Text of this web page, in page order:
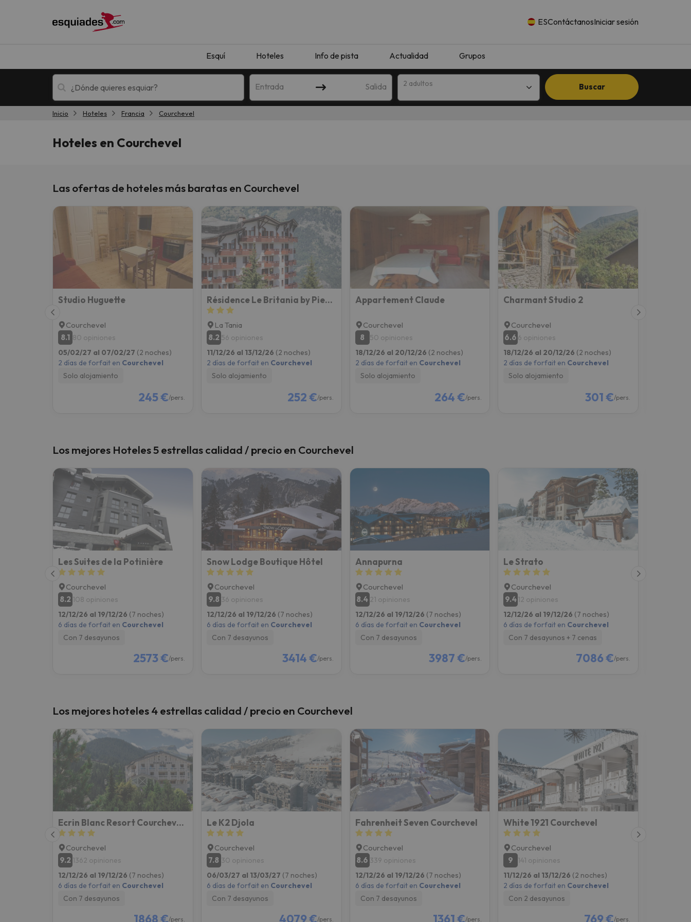
ESContáctanosIniciar sesión
Esquí Hoteles Info de pista Actualidad Grupos
Entrada Salida 2 adultos Buscar
¡Vaya! No hemos encontrado ningún resultado que coincida con tu búsqueda. Prueba a modificar el destino.
¡Vaya! Parece que nuestro buscador ha perdido el norte. En cuanto encuentre su brújula vuelve.
Inicio Hoteles Francia Courchevel
Hoteles en Courchevel
Las ofertas de hoteles más baratas en Courchevel
Studio Huguette
Courchevel
8.1 80 opiniones
05/02/27 al 07/02/27 (2 noches)
2 días de forfait en Courchevel
Solo alojamiento
245 €/pers.
Résidence Le Britania by Pierre & Vacances
La Tania
8.2 56 opiniones
11/12/26 al 13/12/26 (2 noches)
2 días de forfait en Courchevel
Solo alojamiento
252 €/pers.
Appartement Claude
Courchevel
8
50 opiniones
18/12/26 al 20/12/26 (2 noches)
2 días de forfait en Courchevel
Solo alojamiento
264 €/pers.
Charmant Studio 2
Courchevel
6.6 6 opiniones
18/12/26 al 20/12/26 (2 noches)
2 días de forfait en Courchevel
Solo alojamiento
301 €/pers.
Los mejores Hoteles 5 estrellas calidad / precio en Courchevel
Les Suites de la Potinière
Courchevel
8.2 108 opiniones
12/12/26 al 19/12/26 (7 noches)
6 días de forfait en Courchevel
Con 7 desayunos
2573 €/pers.
Snow Lodge Boutique Hôtel
Courchevel
9.8 36 opiniones
12/12/26 al 19/12/26 (7 noches)
6 días de forfait en Courchevel
Con 7 desayunos
3414 €/pers.
Annapurna
Courchevel
8.4 21 opiniones
12/12/26 al 19/12/26 (7 noches)
6 días de forfait en Courchevel
Con 7 desayunos
3987 €/pers.
Le Strato
Courchevel
9.412 opiniones
12/12/26 al 19/12/26 (7 noches)
6 días de forfait en Courchevel
Con 7 desayunos + 7 cenas
7086 €/pers.
Los mejores hoteles 4 estrellas calidad / precio en Courchevel
Ecrin Blanc Resort Courchevel - Aquapark
Courchevel
9.2 1362 opiniones
12/12/26 al 19/12/26 (7 noches)
6 días de forfait en Courchevel
Con 7 desayunos
1868 €/pers.
Le K2 Djola
Courchevel
7.8 30 opiniones
06/03/27 al 13/03/27 (7 noches)
6 días de forfait en Courchevel
Con 7 desayunos
4079 €/pers.
Fahrenheit Seven Courchevel
Courchevel
8.6 339 opiniones
12/12/26 al 19/12/26 (7 noches)
6 días de forfait en Courchevel
Con 7 desayunos
1361 €/pers.
White 1921 Courchevel
Courchevel
9
141 opiniones
11/12/26 al 13/12/26 (2 noches)
2 días de forfait en Courchevel
Con 2 desayunos
769 €/pers.